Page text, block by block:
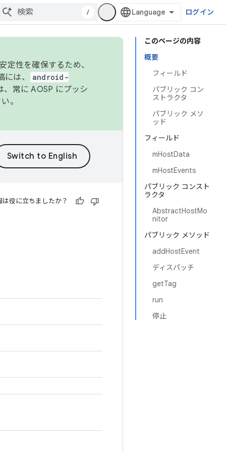
/ ログイン
このページの内容
概要
フィールド
パブリック コン
ストラクタ
パブリック メソ
ッド
フィールド
mHostData
mHostEvents
パブリック コンスト
ラクタ
AbstractHostMo
nitor
パブリック メソッド
addHostEvent
ディスパッチ
getTag
run
停止
性を確保するため、
は、
android-
常に AOSP にプッシ
。
は役に立ちましたか？